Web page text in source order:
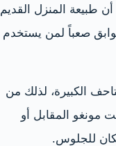
أن طبيعة المنزل القديم
صعباً لمن يستخدم
الكبيرة، لذلك من
مونغو المقابل أو
للجلوس.